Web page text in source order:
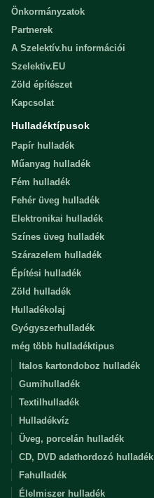
Önkormányzatok
Partnerek
A Szelektív.hu információi
Szelektiv.EU
Zöld építészet
Kapcsolat
Hulladéktípusok
Papír hulladék
Műanyag hulladék
Fém hulladék
Fehér üveg hulladék
Elektronikai hulladék
Színes üveg hulladék
Szárazelem hulladék
Építési hulladék
Zöld hulladék
Hulladékolaj
Gyógyszerhulladék
még több hulladéktipus
Italos kartondoboz hulladék
Gumihulladék
Textilhulladék
Hulladékvíz
Üveg, porcelán hulladék
CD, DVD adathordozó hulladék
Fahulladék
Élelmiszer hulladék